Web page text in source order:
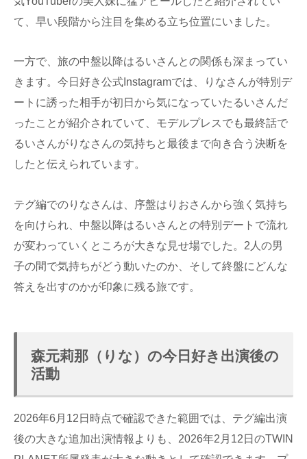
て、早い段階から注目を集める立ち位置にいました。
一方で、旅の中盤以降はるいさんとの関係も深まってい
きます。今日好き公式Instagramでは、りなさんが特別デ
ートに誘った相手が初日から気になっていたるいさんだ
ったことが紹介されていて、モデルプレスでも最終話で
るいさんがりなさんの気持ちと最後まで向き合う決断を
したと伝えられています。
テグ編でのりなさんは、序盤はりおさんから強く気持ち
を向けられ、中盤以降はるいさんとの特別デートで流れ
が変わっていくところが大きな見せ場でした。2人の男
子の間で気持ちがどう動いたのか、そして終盤にどんな
答えを出すのかが印象に残る旅です。
森元莉那（りな）の今日好き出演後の
活動
2026年6月12日時点で確認できた範囲では、テグ編出演
後の大きな追加出演情報よりも、2026年2月12日のTWIN